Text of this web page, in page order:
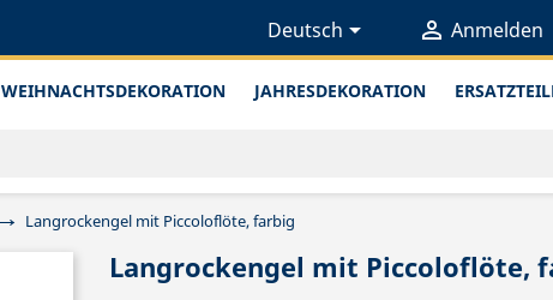
Deutsch  Anmelden
WEIHNACHTSDEKORATION JAHRESDEKORATION
Langrockengel mit Piccoloflöte, farbig
Langrockengel mit Piccoloflöte,